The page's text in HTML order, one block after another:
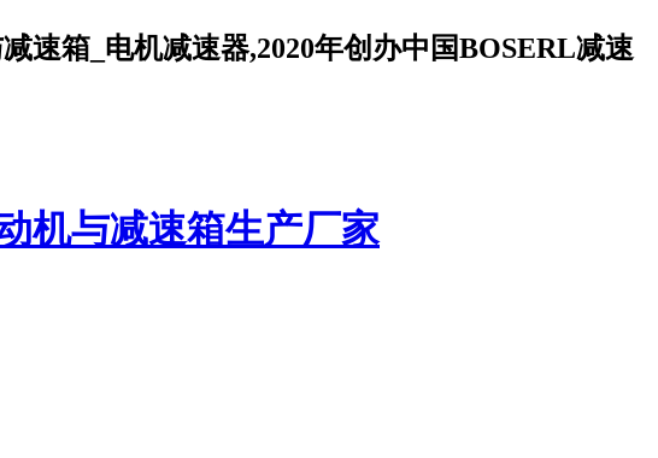
速箱_电机减速器,2020年创办中国BOSERL减速